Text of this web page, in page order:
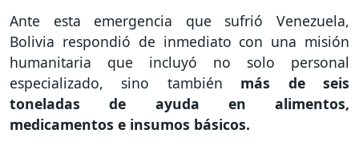
Ante esta emergencia que sufrió Venezuela,
Bolivia respondió de inmediato con una misión
humanitaria que incluyó no solo personal
especializado, sino también más de seis
toneladas de ayuda en alimentos,
medicamentos e insumos básicos.